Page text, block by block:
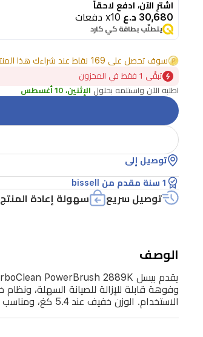
سجاد
فعالة
عميق
للسجاد
والموكيت
والستائر
والسلالم.
تتميز
DeepReach
رباعية
الأوساخ
والبقع
المندفنة،
اشترِ الآن، ادفع لاحقاً
30,680 د.ع x10 دفعات
يتطلّب بطاقة كي كارد
سوف تحصل على 169 نقاط عند شراءك هذا المنتج
تبقًى 1 فقط في المخزون
اطلبه الآن واستلمه بحلول الإثنين، 10 أغسطس
توصيل إلى
1 سنة مقدم من bissell
توصيل سريع سهولة إعادة المنتج
الوصف
الاستخدام. الوزن خفيف عند 5.4 كغ، ومناسب لربات البيوت وأسر لديها حيوانات أليفة. اللون أسود وأحمر.